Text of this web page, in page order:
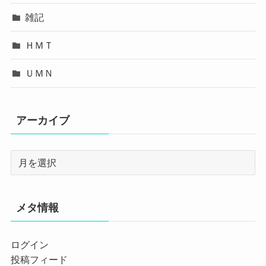
雑記
ＨＭＴ
ＵＭＮ
アーカイブ
メタ情報
ログイン
投稿フィード